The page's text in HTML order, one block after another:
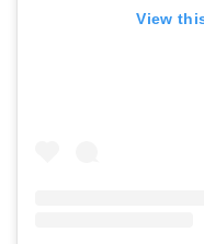
View